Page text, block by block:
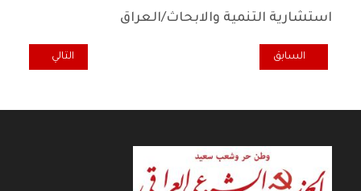
استشارية التنمية والابحاث/العراق
المقال السابق: كل يوم محنة!
السابق المقال التالي:
التالي